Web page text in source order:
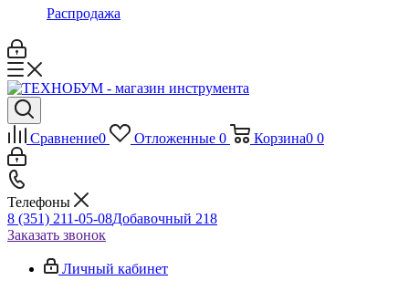
Распродажа
Сравнение0 Отложенные 0 Корзина0 0
Телефоны
8 (351) 211-05-08Добавочный 218
Заказать звонок
Личный кабинет